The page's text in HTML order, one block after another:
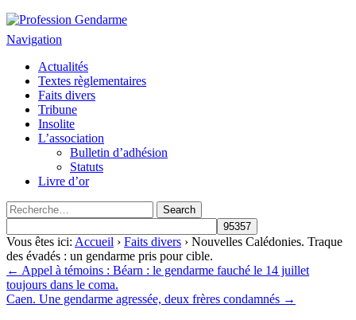
Profession Gendarme
Le journal des gendarmes
Navigation
Actualités
Textes règlementaires
Faits divers
Tribune
Insolite
L’association
Bulletin d’adhésion
Statuts
Livre d’or
Vous êtes ici: Accueil › Faits divers › Nouvelles Calédonies. Traque
des évadés : un gendarme pris pour cible.
← Appel à témoins : Béarn : le gendarme fauché le 14 juillet
toujours dans le coma.
Caen. Une gendarme agressée, deux frères condamnés →